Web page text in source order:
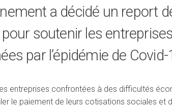
a décidé un report
soutenir les
par l’épidémie de Covid-
entreprises confrontées à des difficultés
le paiement de leurs cotisations sociales et